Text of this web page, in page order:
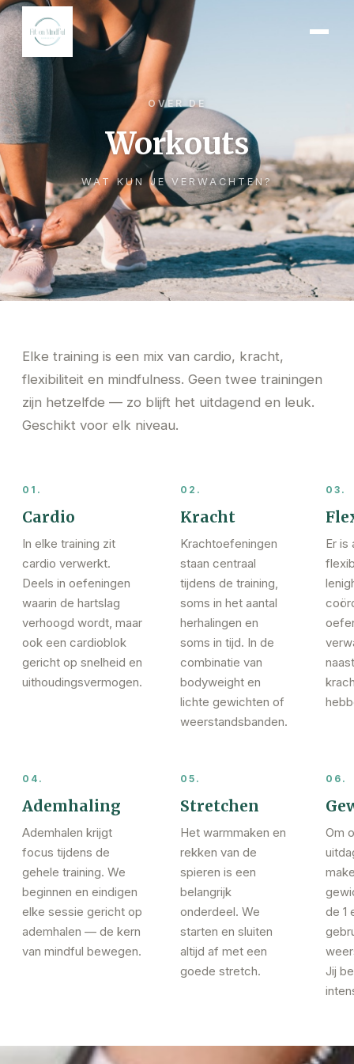
OVER DE
Workouts
WAT KUN JE VERWACHTEN?
Elke training is een mix van cardio, kracht,
flexibiliteit en mindfulness. Geen twee trainingen
zijn hetzelfde — zo blijft het uitdagend en leuk.
Geschikt voor elk niveau.
01.
Cardio
In elke training zit
cardio verwerkt.
Deels in oefeningen
waarin de hartslag
verhoogd wordt, maar
ook een cardioblok
gericht op snelheid en
uithoudingsvermogen.
02.
Kracht
Krachtoefeningen
staan centraal
tijdens de training,
soms in het aantal
herhalingen en
soms in tijd. In de
combinatie van
bodyweight en
lichte gewichten of
weerstandsbanden.
03.
Er is
04.
Ademhaling
Ademhalen krijgt
focus tijdens de
gehele training. We
beginnen en eindigen
elke sessie gericht op
ademhalen — de kern
van mindful bewegen.
05.
Stretchen
Het warmmaken en
rekken van de
spieren is een
belangrijk
onderdeel. We
starten en sluiten
altijd af met een
goede stretch.
06.
Om
de 1
Jij